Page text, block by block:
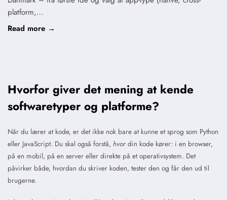
platform,…
Read more →
Hvorfor giver det mening at kende
softwaretyper og platforme?
Når du lærer at kode, er det ikke nok bare at kunne et sprog som Python
eller JavaScript. Du skal også forstå, hvor din kode kører: i en browser,
på en mobil, på en server eller direkte på et operativsystem. Det
påvirker både, hvordan du skriver koden, tester den og får den ud til
brugerne.